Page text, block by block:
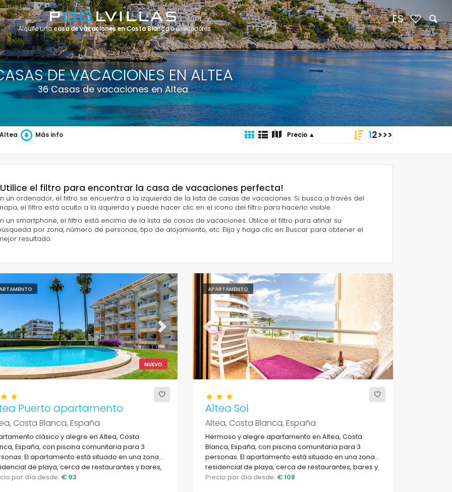
DE VACACIONES EN ALTEA
36 Casas de vacaciones en Altea
Más info 12>>>
el filtro para encontrar la casa de vacaciones perfecta!
un ordenador, el filtro se encuentra a la izquierda de la lista de casas de vacaciones. Si busca a través del
el filtro está oculto a la izquierda y puede hacer clic en el icono del filtro para hacerlo visible.
un smartphone, el filtro está encima de la lista de casas de vacaciones. Utilice el filtro para afinar su
por zona, número de personas, tipo de alojamiento, etc. Elija y haga clic en Buscar para obtener el
resultado.
NUEVO
Next
Puerto apartamento
Costa Blanca, España
clásico y alegre en Altea, Costa
España, con piscina comunitaria para 3
El apartamento está situado en una zona
de playa, cerca de restaurantes y bares,
y supermercados, y se encuentra a 200 m
por día desde: € 93
APARTAMENTO
Previous Next
Altea Sol
Altea, Costa Blanca, España
Hermoso y alegre apartamento en Altea, Costa
Blanca, España, con piscina comunitaria para 3
personas. El apartamento está situado en una zona
residencial de playa, cerca de restaurantes, bares y
supermercados, y se encuentra a 100 m de la playa.
Precio por día desde: € 108
Alquile unacasa de vacaciones en Costa Blancao alrededores
ES